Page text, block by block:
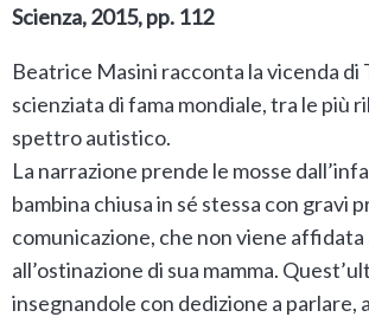
Scienza, 2015, pp. 112
Beatrice Masini racconta la vicenda di
scienziata di fama mondiale, tra le più
spettro autistico.
La narrazione prende le mosse
bambina chiusa in sé stessa con gravi
comunicazione, che non viene
all’ostinazione di sua mamma.
insegnandole con dedizione a parlare,